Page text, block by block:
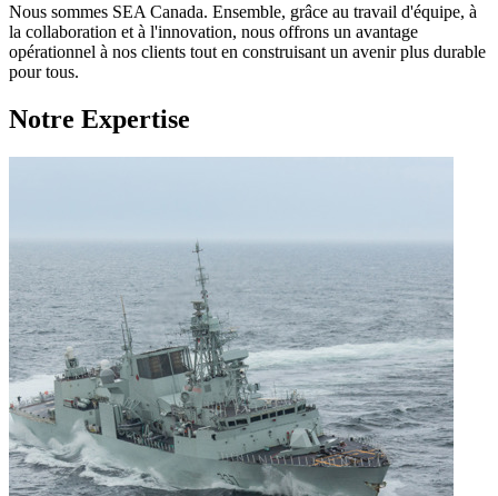
Nous sommes SEA Canada. Ensemble, grâce au travail d'équipe, à
la collaboration et à l'innovation, nous offrons un avantage
opérationnel à nos clients tout en construisant un avenir plus durable
pour tous.
Notre Expertise